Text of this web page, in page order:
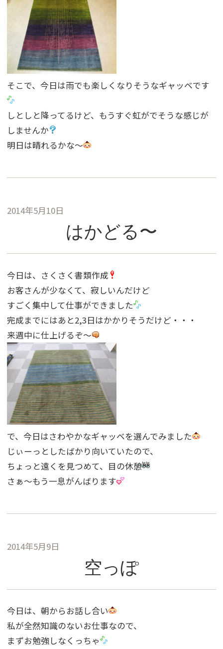
そこで、今日は雨でも楽しくなりそうなギャッベです
しとしと降ってるけど、もうすぐ虹がでそうな感じが
しませんか
明日は晴れるかな〜
2014年5月10日
はかどる〜
今日は、さくさく書類作成
お客さんが少なくて、寂しいんだけど
すごく集中して仕事ができました
完成までにはあと2,3日はかかりそうだけど・・・
来週中に仕上げるぞ〜
で、今日はさわやかなギャッベを選んでみました
じぃーっとしたばかり向いていたので、
ちょっと遠くを見つめて、目の休憩
さぁ〜もう一息がんばります
2014年5月9日
空っぽ
今日は、朝からお話し合い
私が全然知識のないお仕事なので、
まずお勉強しなくっちゃ